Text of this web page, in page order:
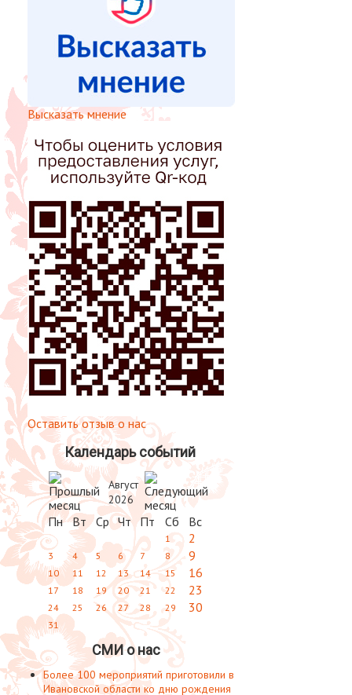
Высказать мнение
Оставить отзыв о нас
Календарь событий
Август
2026
Пн Вт Ср Чт Пт Сб Вс
1 2
3 4 5 6 7 8 9
10 11 12 13 14 15 16
17 18 19 20 21 22 23
24 25 26 27 28 29 30
31
СМИ о нас
Более 100 мероприятий приготовили в
Ивановской области ко дню рождения